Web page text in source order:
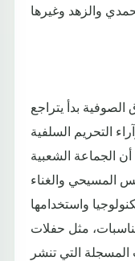
بدأ يتراجع
التحريم السلفية
أن الجماعة الشعبية
المسيحي والغناء
واستخدامها
مثل حفلات
التي تنشر